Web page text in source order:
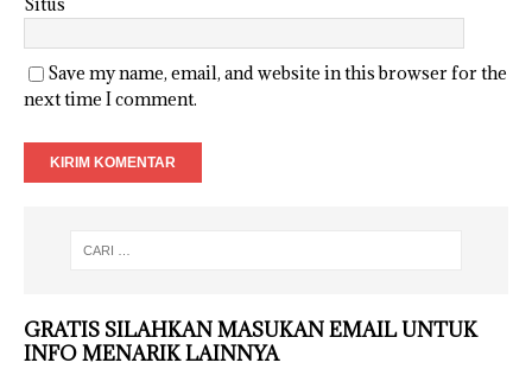
Save my name, email, and website in this browser for the
next time I comment.
GRATIS SILAHKAN MASUKAN EMAIL UNTUK
INFO MENARIK LAINNYA